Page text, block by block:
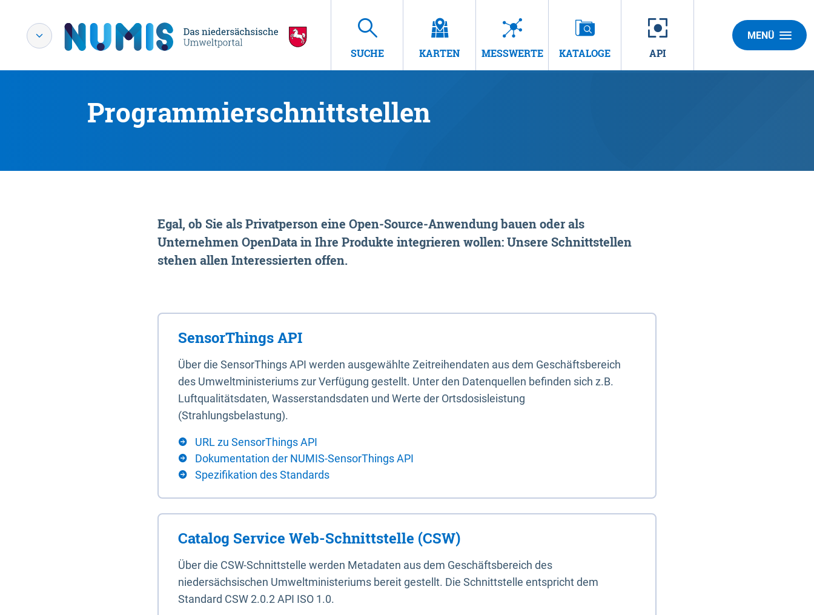
SUCHE KARTEN MESSWERTE KATALOGE API
MENÜ
Programmierschnittstellen
Egal, ob Sie als Privatperson eine Open-Source-Anwendung bauen oder als
Unternehmen OpenData in Ihre Produkte integrieren wollen: Unsere Schnittstellen
stehen allen Interessierten offen.
SensorThings API
Über die SensorThings API werden ausgewählte Zeitreihendaten aus dem Geschäftsbereich
des Umweltministeriums zur Verfügung gestellt. Unter den Datenquellen befinden sich z.B.
Luftqualitätsdaten, Wasserstandsdaten und Werte der Ortsdosisleistung
(Strahlungsbelastung).
URL zu SensorThings API
Dokumentation der NUMIS-SensorThings API
Spezifikation des Standards
Catalog Service Web-Schnittstelle (CSW)
Über die CSW-Schnittstelle werden Metadaten aus dem Geschäftsbereich des
niedersächsischen Umweltministeriums bereit gestellt. Die Schnittstelle entspricht dem
Standard CSW 2.0.2 API ISO 1.0.